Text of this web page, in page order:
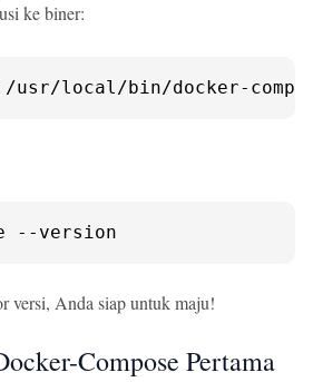
ke biner:
/usr/local/bin/docker-
--version
versi, Anda siap untuk maju!
Compose Pertama